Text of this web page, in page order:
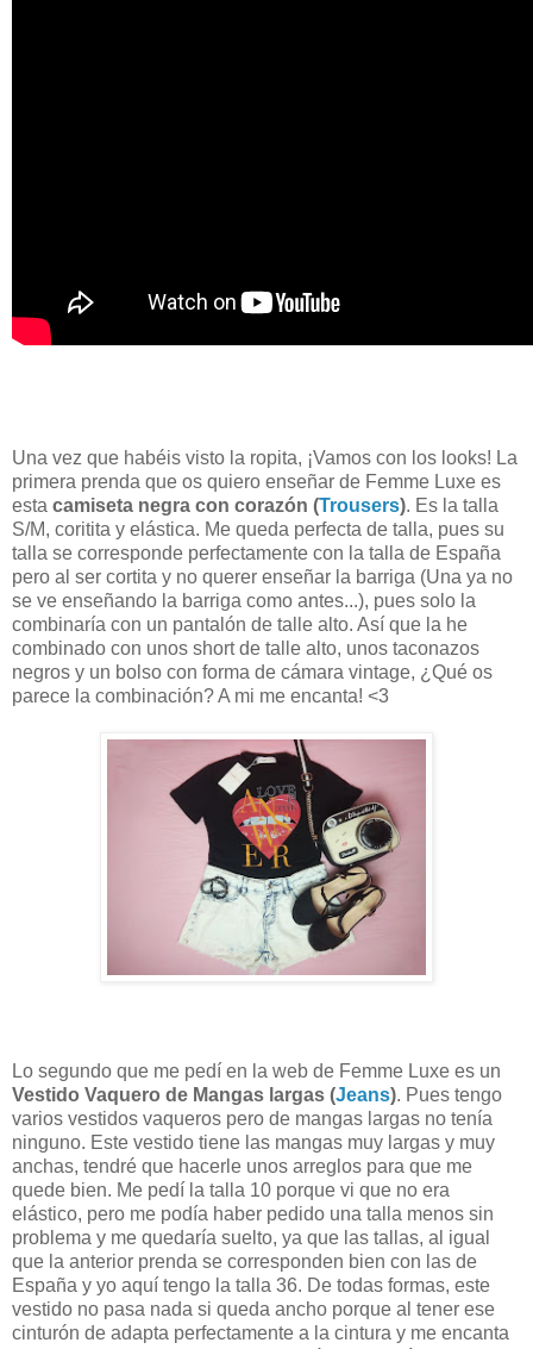
Una vez que habéis visto la ropita, ¡Vamos con los looks! La
primera prenda que os quiero enseñar de Femme Luxe es
esta camiseta negra con corazón (Trousers). Es la talla
S/M, coritita y elástica. Me queda perfecta de talla, pues su
talla se corresponde perfectamente con la talla de España
pero al ser cortita y no querer enseñar la barriga (Una ya no
se ve enseñando la barriga como antes...), pues solo la
combinaría con un pantalón de talle alto. Así que la he
combinado con unos short de talle alto, unos taconazos
negros y un bolso con forma de cámara vintage, ¿Qué os
parece la combinación? A mi me encanta! <3
Lo segundo que me pedí en la web de Femme Luxe es un
Vestido Vaquero de Mangas largas (Jeans). Pues tengo
varios vestidos vaqueros pero de mangas largas no tenía
ninguno. Este vestido tiene las mangas muy largas y muy
anchas, tendré que hacerle unos arreglos para que me
quede bien. Me pedí la talla 10 porque vi que no era
elástico, pero me podía haber pedido una talla menos sin
problema y me quedaría suelto, ya que las tallas, al igual
que la anterior prenda se corresponden bien con las de
España y yo aquí tengo la talla 36. De todas formas, este
vestido no pasa nada si queda ancho porque al tener ese
cinturón de adapta perfectamente a la cintura y me encanta